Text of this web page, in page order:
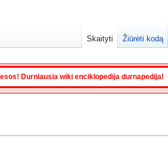
Durniausia wiki enciklopedija durnapedija!
Skaityti Žiūrėti kodą